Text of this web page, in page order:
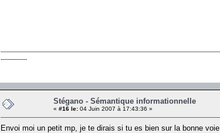
---------------
Stégano - Sémantique informationnelle
« #16 le: 04 Juin 2007 à 17:43:36 »
Envoi moi un petit mp, je te dirais si tu es bien sur la bonne voie